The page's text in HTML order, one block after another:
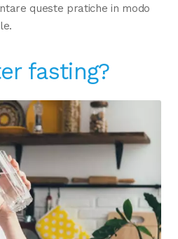
queste pratiche in modo
fasting?